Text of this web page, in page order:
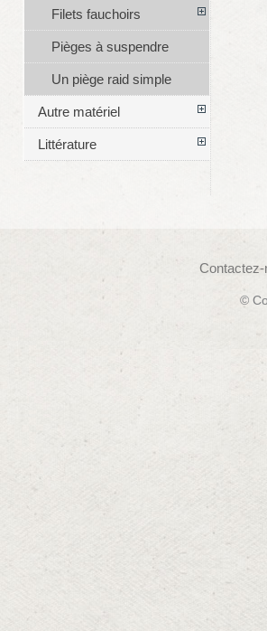
Filets fauchoirs
Pièges à suspendre
Un piège raid simple
Autre matériel
Littérature
Contactez-
©